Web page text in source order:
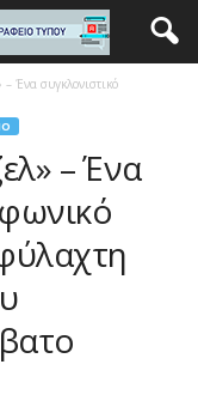
Ένα συγκλονιστικό
– Ένα